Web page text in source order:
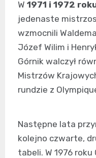
W 1971 i 1972
jedenaste
wzmocnili
Józef Wilim i
Górnik walczył
Mistrzów
rundzie z
Następne lata
kolejno czwarte,
tabeli. W 1976